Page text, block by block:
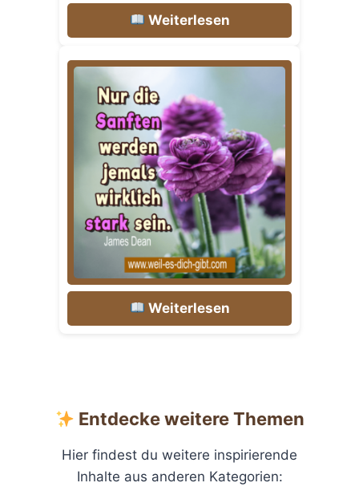
Weiterlesen
Weiterlesen
Entdecke weitere Themen
Hier findest du weitere inspirierende
Inhalte aus anderen Kategorien: